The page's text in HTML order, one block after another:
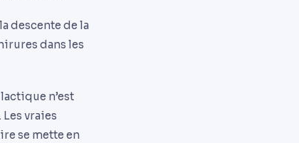
descente de la
dans les
n’est
vraies
se mette en